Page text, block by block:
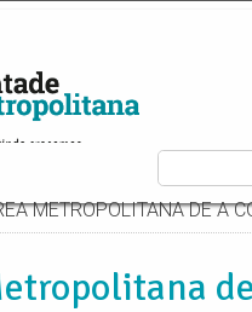
METROPOLITANA DE A